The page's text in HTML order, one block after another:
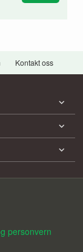
Kontakt oss
personvern